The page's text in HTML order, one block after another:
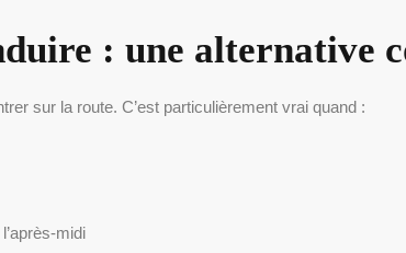
: une alternative
sur la route. C’est particulièrement vrai quand :
midi